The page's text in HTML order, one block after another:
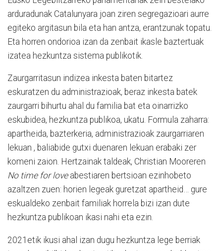
arduradunak Catalunyara joan ziren segregazioari aurre
egiteko argitasun bila eta han antza, erantzunak topatu.
Eta horren ondorioa izan da zenbait ikasle baztertuak
izatea hezkuntza sistema publikotik.
Zaurgarritasun indizea inkesta baten bitartez
eskuratzen du administrazioak, beraz inkesta batek
zaurgarri bihurtu ahal du familia bat eta oinarrizko
eskubidea, hezkuntza publikoa, ukatu. Formula zaharra:
apartheida, bazterkeria, administrazioak zaurgarriaren
lekuan , baliabide gutxi duenaren lekuan erabaki zer
komeni zaion. Hertzainak taldeak, Christian Mooreren
No time for loveabestiaren bertsioan ezinhobeto
azaltzen zuen: horien legeak guretzat apartheid… gure
eskualdeko zenbait familiak horrela bizi izan dute
hezkuntza publikoan ikasi nahi eta ezin.
2021etik ikusi ahal izan dugu hezkuntza lege berriak